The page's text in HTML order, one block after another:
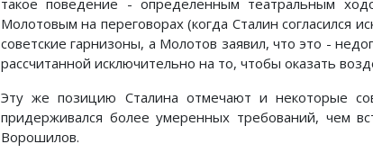
такое поведение - определенным театральным
Молотовым на переговорах (когда Сталин согласился
советские гарнизоны, а Молотов заявил, что это -
рассчитанной исключительно на то, чтобы оказать
Эту же позицию Сталина отмечают и некоторые
придерживался более умеренных требований, чем
Ворошилов.